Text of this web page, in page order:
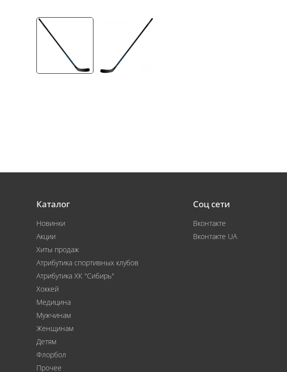
Каталог
Новинки
Акции
Хиты продаж
Атрибутика спортивных клубов
Атрибутика ХК "Сибирь"
Хоккей
Медицина
Мужчинам
Женщинам
Детям
Флорбол
Прочее
Соц сети
Вконтакте
Вконтакте UA